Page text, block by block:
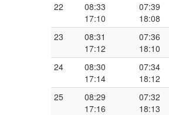
22
08:33
17:10
07:39
18:08
23
08:31
17:12
07:36
18:10
24
08:30
17:14
07:34
18:12
25
08:29
17:16
07:32
18:13